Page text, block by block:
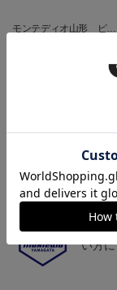
モンテディオ山形 ピカ
ーや
山形
モン
い方